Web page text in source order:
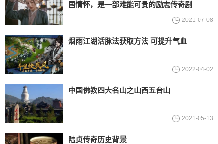
国情怀，是一部难能可贵的励志传奇剧
2021-07-08
烟雨江湖活脉法获取方法 可提升气血
2022-04-02
中国佛教四大名山之山西五台山
2021-05-13
陆贞传奇历史背景